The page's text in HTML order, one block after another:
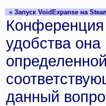
» Запуск VoidExpanse на
удобства
данный